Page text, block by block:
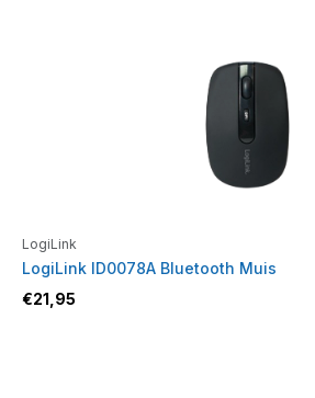
LogiLink
LogiLink ID0078A Bluetooth Muis
€21,95